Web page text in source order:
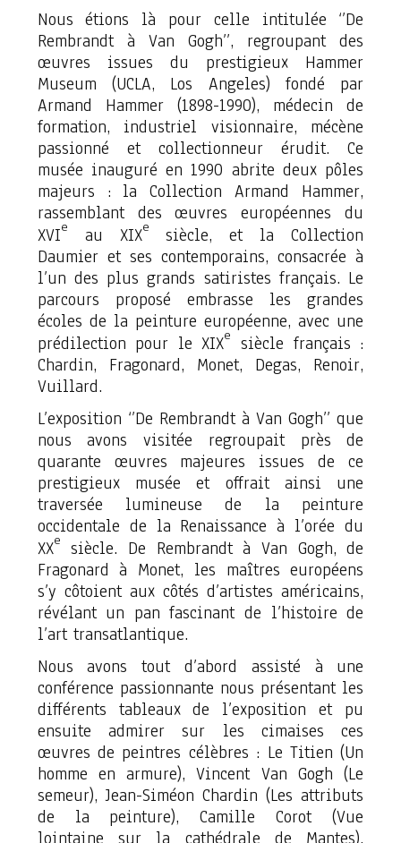
Nous étions là pour celle intitulée ‘’De
Rembrandt à Van Gogh’’, regroupant des
œuvres issues du prestigieux Hammer
Museum (UCLA, Los Angeles) fondé par
Armand Hammer (1898-1990), médecin de
formation, industriel visionnaire, mécène
passionné et collectionneur érudit. Ce
musée inauguré en 1990 abrite deux pôles
majeurs : la Collection Armand Hammer,
rassemblant des œuvres européennes du
XVIe au XIXe
siècle, et la Collection
Daumier et ses contemporains, consacrée à
l’un des plus grands satiristes français. Le
parcours proposé embrasse les grandes
écoles de la peinture européenne, avec une
prédilection pour le XIXe
siècle français :
Chardin, Fragonard, Monet, Degas, Renoir,
Vuillard.
L’exposition ‘’De Rembrandt à Van Gogh’’ que
nous avons visitée regroupait près de
quarante œuvres majeures issues de ce
prestigieux musée et offrait ainsi une
traversée lumineuse de la peinture
occidentale de la Renaissance à l’orée du
XXe
siècle. De Rembrandt à Van Gogh, de
Fragonard à Monet, les maîtres européens
s’y côtoient aux côtés d’artistes américains,
révélant un pan fascinant de l’histoire de
l’art transatlantique.
Nous avons tout d’abord assisté à une
conférence passionnante nous présentant les
différents tableaux de l’exposition et pu
ensuite admirer sur les cimaises ces
œuvres de peintres célèbres : Le Titien(Un
homme en armure), Vincent Van Gogh(Le
semeur), Jean-Siméon Chardin(Les attributs
de la peinture), Camille Corot(Vue
lointaine sur la cathédrale de Mantes),